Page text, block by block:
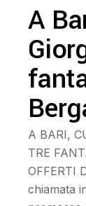
A
A BARI,
TRE
OFFERTI
chiamata